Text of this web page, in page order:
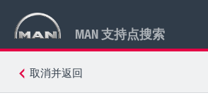
MAN 支持点搜索
取消并返回